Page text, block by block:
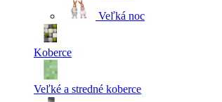
Veľká noc
Koberce
Veľké a stredné koberce